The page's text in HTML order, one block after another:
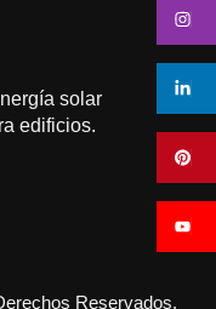
solar
edificios.
Reservados.